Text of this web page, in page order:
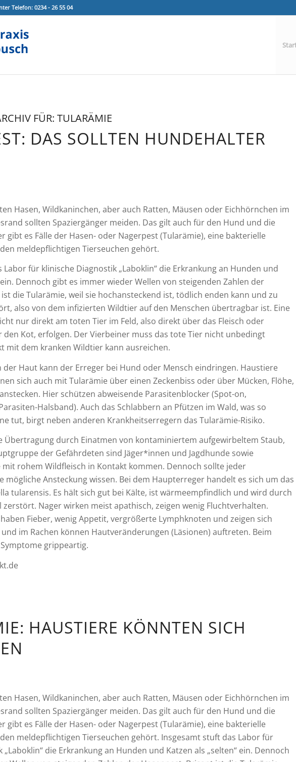
Telefon: 0234 - 26 55 04
FÜR:TULARÄMIE
DAS SOLLTEN HUNDEHALTER
Hasen, Wildkaninchen, aber auch Ratten, Mäusen oder Eichhörnchen im
sollten Spaziergänger meiden. Das gilt auch für den Hund und die
gibt es Fälle der Hasen- oder Nagerpest (Tularämie), eine bakterielle
meldepflichtigen Tierseuchen gehört.
Labor für klinische Diagnostik „Laboklin“ die Erkrankung an Hunden und
ein. Dennoch gibt es immer wieder Wellen von steigenden Zahlen der
die Tularämie, weil sie hochansteckend ist, tödlich enden kann und zu
also von dem infizierten Wildtier auf den Menschen übertragbar ist. Eine
nur direkt am toten Tier im Feld, also direkt über das Fleisch oder
den Kot, erfolgen. Der Vierbeiner muss das tote Tier nicht unbedingt
mit dem kranken Wildtier kann ausreichen.
der Haut kann der Erreger bei Hund oder Mensch eindringen. Haustiere
sich auch mit Tularämie über einen Zeckenbiss oder über Mücken, Flöhe,
Hier schützen abweisende Parasitenblocker (Spot-on,
Halsband). Auch das Schlabbern an Pfützen im Wald, was so
tut, birgt neben anderen Krankheitserregern das Tularämie-Risiko.
Übertragung durch Einatmen von kontaminiertem aufgewirbeltem Staub,
der Gefährdeten sind Jäger*innen und Jagdhunde sowie
rohem Wildfleisch in Kontakt kommen. Dennoch sollte jeder
mögliche Ansteckung wissen. Bei dem Haupterreger handelt es sich um das
tularensis. Es hält sich gut bei Kälte, ist wärmeempfindlich und wird durch
Nager wirken meist apathisch, zeigen wenig Fluchtverhalten.
Fieber, wenig Appetit, vergrößerte Lymphknoten und zeigen sich
im Rachen können Hautveränderungen (Läsionen) auftreten. Beim
grippeartig.
HAUSTIERE KÖNNTEN SICH
Hasen, Wildkaninchen, aber auch Ratten, Mäusen oder Eichhörnchen im
sollten Spaziergänger meiden. Das gilt auch für den Hund und die
gibt es Fälle der Hasen- oder Nagerpest (Tularämie), eine bakterielle
meldepflichtigen Tierseuchen gehört. Insgesamt stuft das Labor für
die Erkrankung an Hunden und Katzen als „selten“ ein. Dennoch